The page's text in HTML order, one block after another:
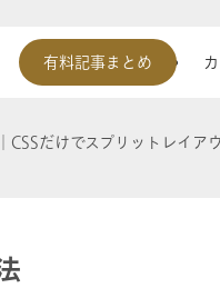
有料記事まとめ
だけでスプリットレイア